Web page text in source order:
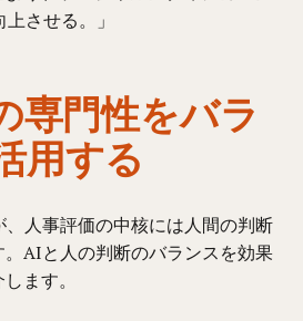
させる。」
専門性をバラ
用する
人事評価の中核には人間の判断
AIと人の判断のバランスを効果
ます。